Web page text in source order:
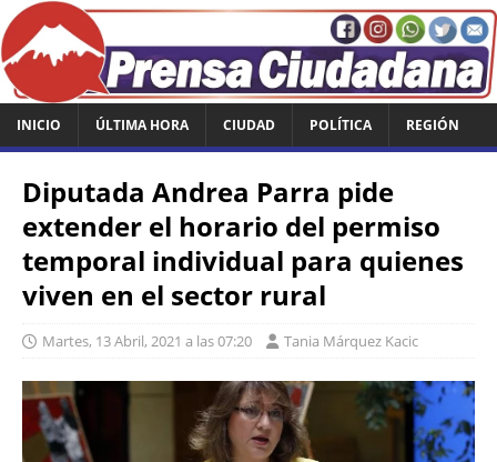
INICIO ÚLTIMA HORA CIUDAD POLÍTICA REGIÓN
Diputada Andrea Parra pide
extender el horario del permiso
temporal individual para quienes
viven en el sector rural
Martes, 13 Abril, 2021 a las 07:20 Tania Márquez Kacic